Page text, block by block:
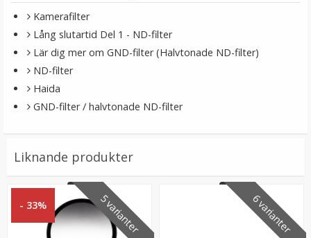
Kamerafilter
Lång slutartid Del 1 - ND-filter
Lär dig mer om GND-filter (Halvtonade ND-filter)
ND-filter
Haida
GND-filter / halvtonade ND-filter
Liknande produkter
5 varianter
- 33% 6 varianter